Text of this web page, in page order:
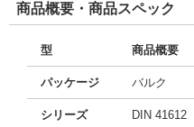
商品概要・商品スペック
型 商品概要
パッケージ バルク
シリーズ DIN 41612